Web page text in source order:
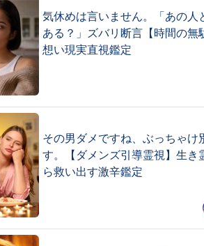
気休めは言いません。「あの人
ある？」ズバリ断言【時間の無
想い現実直視鑑定
その男ダメですね、ぶっちゃけ
す。【ダメンズ引導霊視】生き
ら救い出す激辛鑑定